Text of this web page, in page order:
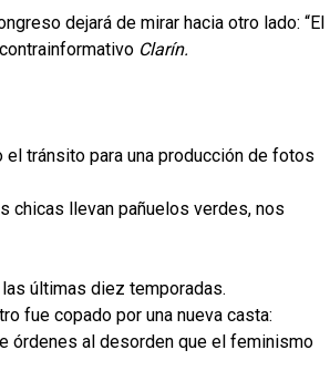
dejará de mirar hacia otro lado: “El
Clarín.
tránsito para una producción de fotos
chicas llevan pañuelos verdes, nos
últimas diez temporadas.
fue copado por una nueva casta:
órdenes al desorden que el feminismo